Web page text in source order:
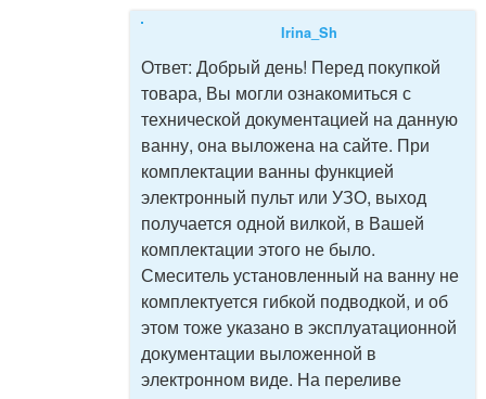
Irina_Sh
Ответ: Добрый день! Перед покупкой
товара, Вы могли ознакомиться с
технической документацией на данную
ванну, она выложена на сайте. При
комплектации ванны функцией
электронный пульт или УЗО, выход
получается одной вилкой, в Вашей
комплектации этого не было.
Смеситель установленный на ванну не
комплектуется гибкой подводкой, и об
этом тоже указано в эксплуатационной
документации выложенной в
электронном виде. На переливе